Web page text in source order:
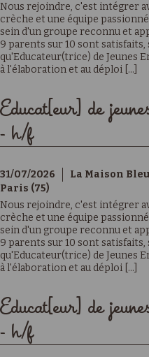
Nous rejoindre, c'est intégrer
crèche et une équipe
sein d'un groupe reconnu et
9 parents sur 10 sont
qu'Educateur(trice) de Jeunes
à l'élaboration et au déploi [...]
Educat[eur] de
- h/f
31/07/2026 La Maison
Paris (75)
Nous rejoindre, c'est intégrer
crèche et une équipe
sein d'un groupe reconnu et
9 parents sur 10 sont
qu'Educateur(trice) de Jeunes
à l'élaboration et au déploi [...]
Educat[eur] de
- h/f